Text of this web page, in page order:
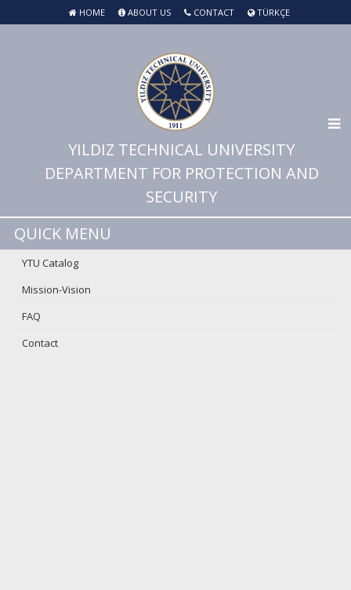
HOME ABOUT US CONTACT TÜRKÇE
YILDIZ TECHNICAL UNIVERSITY
DEPARTMENT FOR PROTECTION AND
SECURITY
QUICK MENU
YTU Catalog
Mission-Vision
FAQ
Contact